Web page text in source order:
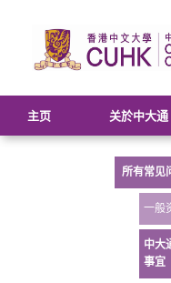
主页 关於中大通
所有常见
一般
中大
事宜